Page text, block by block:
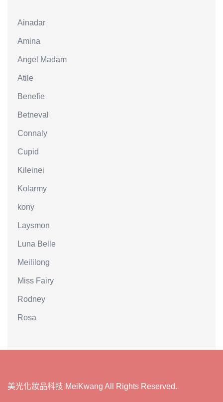
Ainadar
Amina
Angel Madam
Atile
Benefie
Betneval
Connaly
Cupid
Kileinei
Kolarmy
kony
Laysmon
Luna Belle
Meililong
Miss Fairy
Rodney
Rosa
美光化妝品科技 MeiKwang All Rights Reserved.